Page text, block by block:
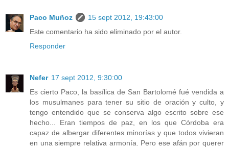
Paco Muñoz
15 sept 2012, 19:43:00
Este comentario ha sido eliminado por el autor.
Responder
Nefer 17 sept 2012, 9:30:00
Es cierto Paco, la basílica de San Bartolomé fué vendida a
los musulmanes para tener su sitio de oración y culto, y
tengo entendido que se conserva algo escrito sobre ese
hecho... Eran tiempos de paz, en los que Córdoba era
capaz de albergar diferentes minorías y que todos vivieran
en una siempre relativa armonía. Pero ese afán por querer